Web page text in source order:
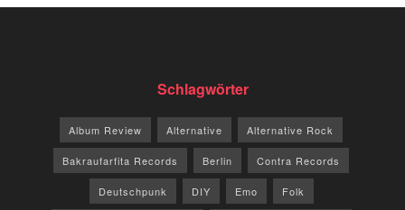
Schlagwörter
Album Review Alternative Alternative Rock
Bakraufarfita Records Berlin Contra Records
Deutschpunk DIY Emo Folk